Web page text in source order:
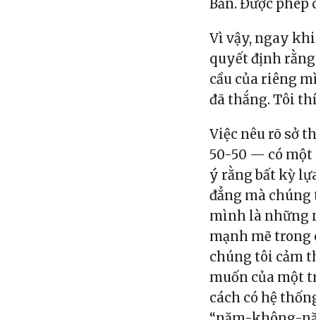
Bản.Được phép
Vì vậy, ngay
quyết định
cầu của riêng
đã thắng. Tôi
Việc nêu rõ sở
50-50 — có một
ý rằng bất kỳ
đẳng mà
mình là những
mạnh mẽ trong
chúng tôi cảm
muốn của một
cách có hệ